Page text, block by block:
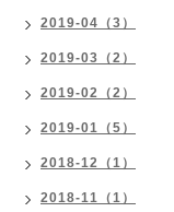
2019-04（3）
2019-03（2）
2019-02（2）
2019-01（5）
2018-12（1）
2018-11（1）